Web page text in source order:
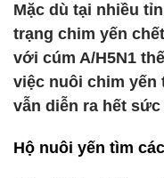
Mặc dù tại nhiều
trạng chim yến
với cúm A/H5N1
việc nuôi chim yến
vẫn diễn ra hết
Hộ nuôi yến tìm